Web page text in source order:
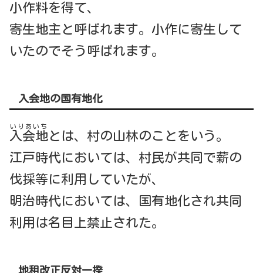
小作料を得て、
寄生地主と呼ばれます。小作に寄生して
いたのでそう呼ばれます。
入会地の国有地化
入会地
いりあいち
とは、村の山林のことをいう。
江戸時代においては、村民が共同で薪の
伐採等に利用していたが、
明治時代においては、国有地化され共同
利用は名目上禁止された。
地租改正反対一揆